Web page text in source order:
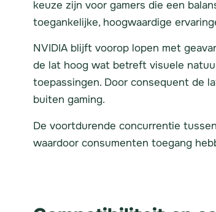
keuze zijn voor gamers die een
toegankelijke, hoogwaardige
NVIDIA blijft voorop lopen met
de lat hoog wat betreft visuele
toepassingen. Door consequent de
buiten gaming.
De voortdurende concurrentie
waardoor consumenten toegang